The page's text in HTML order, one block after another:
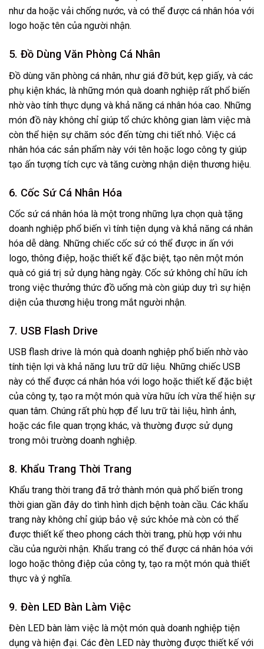
như da hoặc vải chống nước, và có thể được cá nhân hóa với
logo hoặc tên của người nhận.
5. Đồ Dùng Văn Phòng Cá Nhân
Đồ dùng văn phòng cá nhân, như giá đỡ bút, kẹp giấy, và các
phụ kiện khác, là những món quà doanh nghiệp rất phổ biến
nhờ vào tính thực dụng và khả năng cá nhân hóa cao. Những
món đồ này không chỉ giúp tổ chức không gian làm việc mà
còn thể hiện sự chăm sóc đến từng chi tiết nhỏ. Việc cá
nhân hóa các sản phẩm này với tên hoặc logo công ty giúp
tạo ấn tượng tích cực và tăng cường nhận diện thương hiệu.
6. Cốc Sứ Cá Nhân Hóa
Cốc sứ cá nhân hóa là một trong những lựa chọn quà tặng
doanh nghiệp phổ biến vì tính tiện dụng và khả năng cá nhân
hóa dễ dàng. Những chiếc cốc sứ có thể được in ấn với
logo, thông điệp, hoặc thiết kế đặc biệt, tạo nên một món
quà có giá trị sử dụng hàng ngày. Cốc sứ không chỉ hữu ích
trong việc thưởng thức đồ uống mà còn giúp duy trì sự hiện
diện của thương hiệu trong mắt người nhận.
7. USB Flash Drive
USB flash drive là món quà doanh nghiệp phổ biến nhờ vào
tính tiện lợi và khả năng lưu trữ dữ liệu. Những chiếc USB
này có thể được cá nhân hóa với logo hoặc thiết kế đặc biệt
của công ty, tạo ra một món quà vừa hữu ích vừa thể hiện sự
quan tâm. Chúng rất phù hợp để lưu trữ tài liệu, hình ảnh,
hoặc các file quan trọng khác, và thường được sử dụng
trong môi trường doanh nghiệp.
8. Khẩu Trang Thời Trang
Khẩu trang thời trang đã trở thành món quà phổ biến trong
thời gian gần đây do tình hình dịch bệnh toàn cầu. Các khẩu
trang này không chỉ giúp bảo vệ sức khỏe mà còn có thể
được thiết kế theo phong cách thời trang, phù hợp với nhu
cầu của người nhận. Khẩu trang có thể được cá nhân hóa với
logo hoặc thông điệp của công ty, tạo ra một món quà thiết
thực và ý nghĩa.
9. Đèn LED Bàn Làm Việc
Đèn LED bàn làm việc là một món quà doanh nghiệp tiện
dụng và hiện đại. Các đèn LED này thường được thiết kế với